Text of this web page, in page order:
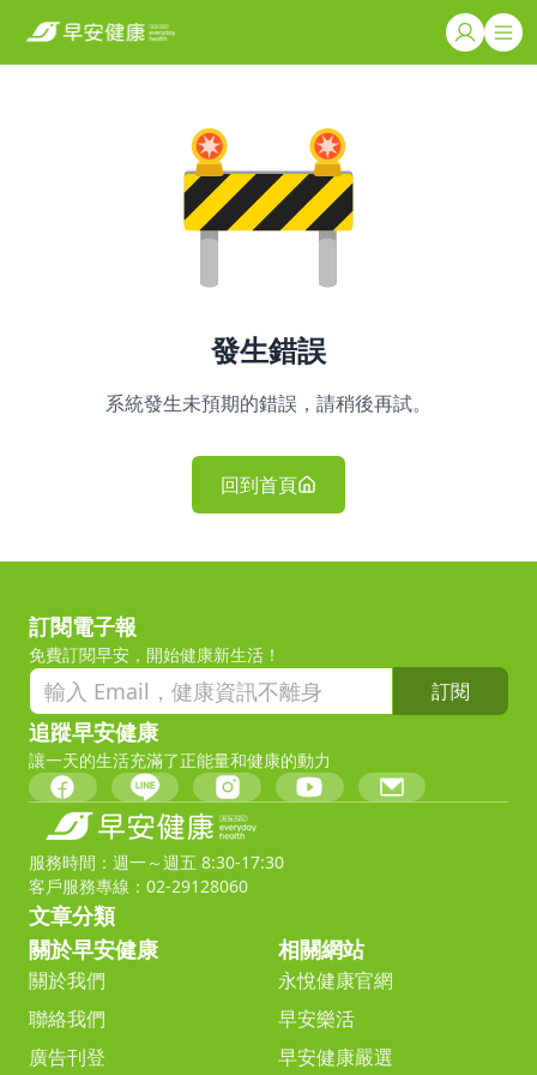
發生錯誤
系統發生未預期的錯誤，請稍後再試。
回到首頁
訂閱電子報
免費訂閱早安，開始健康新生活！
訂閱
追蹤早安健康
讓一天的生活充滿了正能量和健康的動力
服務時間：週一～週五 8:30-17:30
客戶服務專線：02-29128060
文章分類
關於早安健康
關於我們
聯絡我們
廣告刊登
相關網站
永悅健康官網
早安樂活
早安健康嚴選